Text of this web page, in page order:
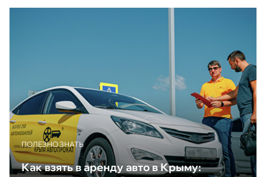
ПОЛЕЗНО ЗНАТЬ
Как взять в аренду авто в Крыму: